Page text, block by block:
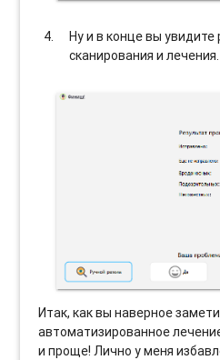
Ну и в конце вы увидите
сканирования и лечения.
Итак, как вы наверное
автоматизированное
и проще! Лично у меня